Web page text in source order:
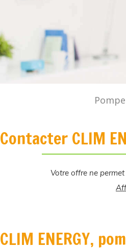
Contacter CLIM
Votre offre ne
CLIM ENERGY,